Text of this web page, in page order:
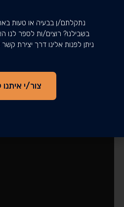
נתקלתם/ן בבעיה או טעות
בשבילנו? רוצים/ות לספר
ניתן לפנות אלינו דרך יצירת
צור/י